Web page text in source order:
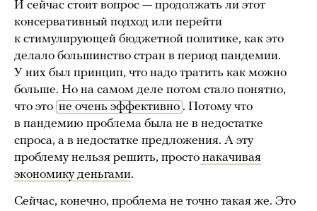
И сейчас стоит вопрос — продолжать ли этот
консервативный подход или перейти
к стимулирующей бюджетной политике, как это
делало большинство стран в период пандемии.
У них был принцип, что надо тратить как можно
больше. Но на самом деле потом стало понятно,
что это не очень эффективно . Потому что
в пандемию проблема была не в недостатке
спроса, а в недостатке предложения. А эту
проблему нельзя решить, просто накачивая
экономику деньгами.
Сейчас, конечно, проблема не точно такая же. Это